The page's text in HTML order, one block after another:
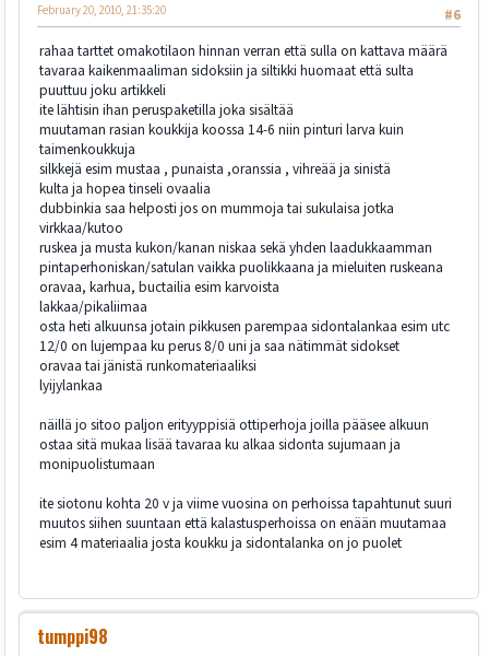
#6
February 20, 2010, 21:35:20
rahaa tarttet omakotilaon hinnan verran että sulla on kattava määrä
tavaraa kaikenmaaliman sidoksiin ja siltikki huomaat että sulta
puuttuu joku artikkeli
ite lähtisin ihan peruspaketilla joka sisältää
muutaman rasian koukkija koossa 14-6 niin pinturi larva kuin
taimenkoukkuja
silkkejä esim mustaa , punaista ,oranssia , vihreää ja sinistä
kulta ja hopea tinseli ovaalia
dubbinkia saa helposti jos on mummoja tai sukulaisa jotka
virkkaa/kutoo
ruskea ja musta kukon/kanan niskaa sekä yhden laadukkaamman
pintaperhoniskan/satulan vaikka puolikkaana ja mieluiten ruskeana
oravaa, karhua, buctailia esim karvoista
lakkaa/pikaliimaa
osta heti alkuunsa jotain pikkusen parempaa sidontalankaa esim utc
12/0 on lujempaa ku perus 8/0 uni ja saa nätimmät sidokset
oravaa tai jänistä runkomateriaaliksi
lyijylankaa
näillä jo sitoo paljon erityyppisiä ottiperhoja joilla pääsee alkuun
ostaa sitä mukaa lisää tavaraa ku alkaa sidonta sujumaan ja
monipuolistumaan
ite siotonu kohta 20 v ja viime vuosina on perhoissa tapahtunut suuri
muutos siihen suuntaan että kalastusperhoissa on enään muutamaa
esim 4 materiaalia josta koukku ja sidontalanka on jo puolet
tumppi98